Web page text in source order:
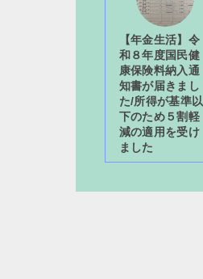
【年金生活】令
和８年度国民健
康保険料納入通
知書が届きまし
た/所得が基準以
下のため５割軽
減の適用を受け
ました